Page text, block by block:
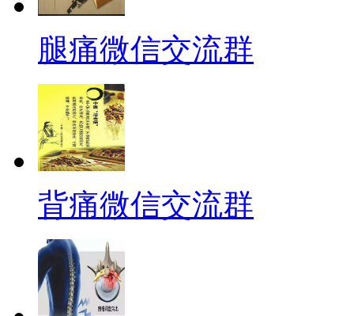
腿痛微信交流群
背痛微信交流群